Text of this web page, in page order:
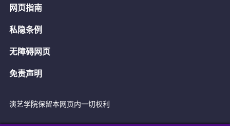
网页指南
私隐条例
无障碍网页
免责声明
演艺学院保留本网页内一切权利